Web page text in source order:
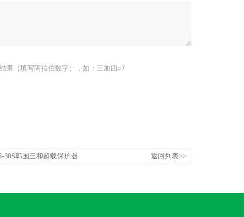
果（填写阿拉伯数字），如：三加四=7
30S韩国三和超载保护器 返回列表>>